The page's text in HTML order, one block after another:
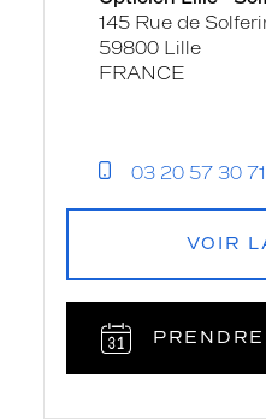
145 Rue de
59800 Lille
FRANCE
03 20 57 30 71
VOIR